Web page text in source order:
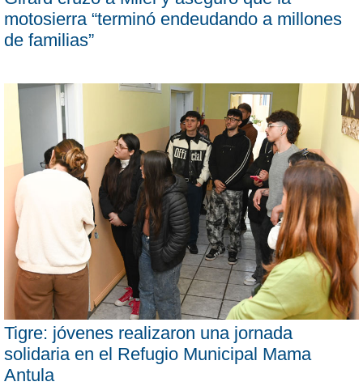
motosierra “terminó endeudando a millones
de familias”
Tigre: jóvenes realizaron una jornada
solidaria en el Refugio Municipal Mama
Antula